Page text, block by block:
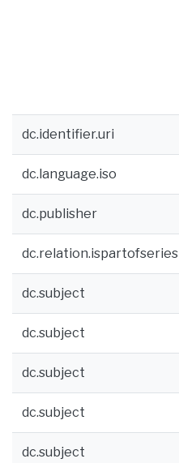
dc.identifier.uri
dc.language.iso
dc.publisher
dc.relation.ispartofseries
dc.subject
dc.subject
dc.subject
dc.subject
dc.subject